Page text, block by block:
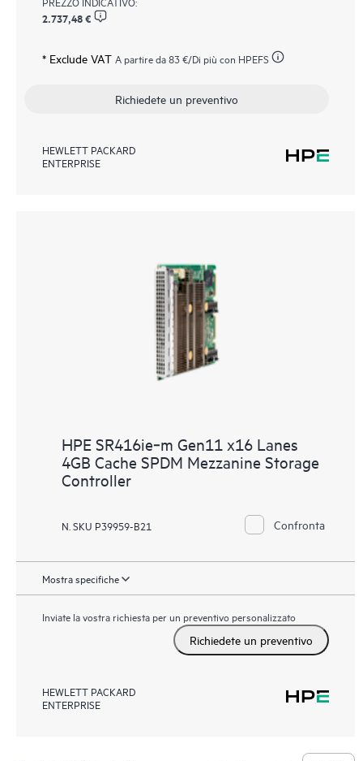
2.737,48 €
* Exclude VAT A partire da83 €/Di più con HPEFS
Richiedete un preventivo
HEWLETT PACKARD
ENTERPRISE
HPE SR416ie‑m Gen11 x16 Lanes
4GB Cache SPDM Mezzanine Storage
Controller
N. SKU P39959-B21 Confronta
Mostra specifiche
Inviate la vostra richiesta per un preventivo personalizzato
Richiedete un preventivo
HEWLETT PACKARD
ENTERPRISE